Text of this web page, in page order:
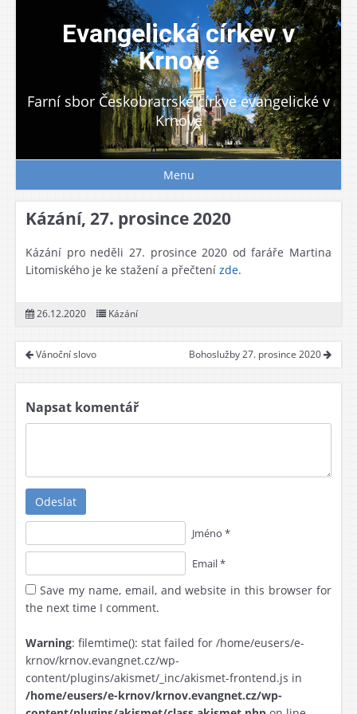
Evangelická církev v
Krnově
Farní sbor Českobratrské církve evangelické v
Krnově
Menu
Kázání, 27. prosince 2020
Kázání pro neděli 27. prosince 2020 od faráře Martina
Litomiského je ke stažení a přečtení zde.
26.12.2020 Kázání
Vánoční slovo Bohoslužby 27. prosince 2020
Napsat komentář
Odeslat
Jméno *
Email *
Save my name, email, and website in this browser for
the next time I comment.
Warning: filemtime(): stat failed for /home/eusers/e-
krnov/krnov.evangnet.cz/wp-
content/plugins/akismet/_inc/akismet-frontend.js in
/home/eusers/e-krnov/krnov.evangnet.cz/wp-